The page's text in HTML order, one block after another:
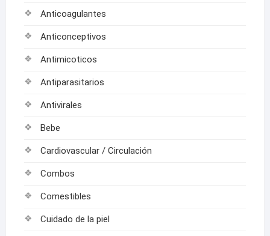
Anticoagulantes
Anticonceptivos
Antimicoticos
Antiparasitarios
Antivirales
Bebe
Cardiovascular / Circulación
Combos
Comestibles
Cuidado de la piel